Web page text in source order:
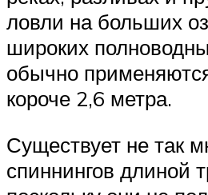
ловли на больших
широких
обычно
короче 2,6 метра.
Существует не так
спиннингов длиной